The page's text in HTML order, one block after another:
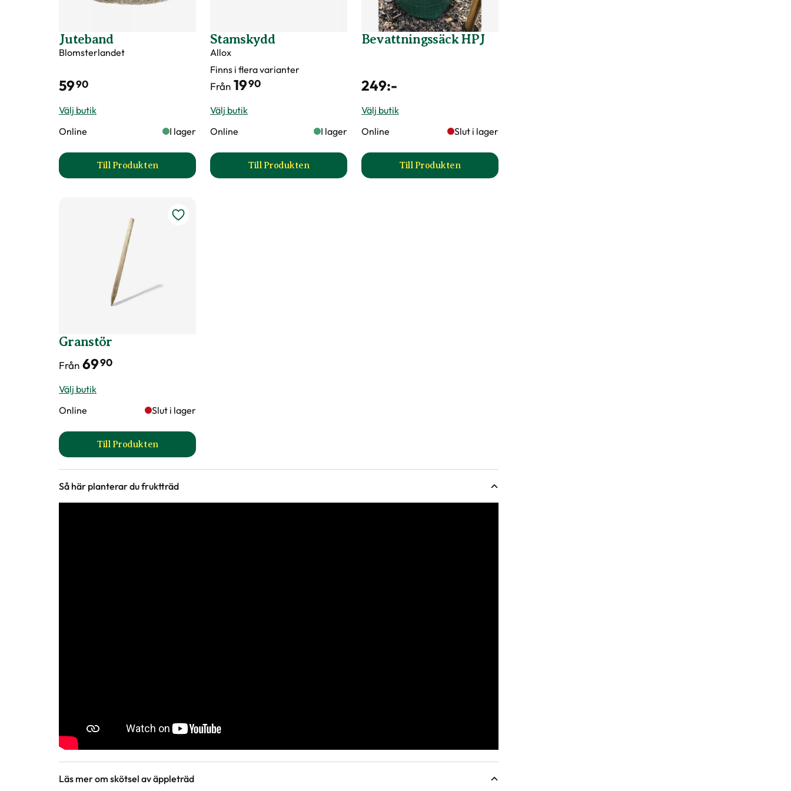
Juteband
Blomsterlandet
5990
Välj butik
Online
I lager
Till Produkten
till Juteband produktsida
Stamskydd
Allox
Finns i flera varianter
Från 1990
Välj butik
Online
I lager
Till Produkten
till Stamskydd produktsida
Bevattningssäck HPJ
249:-
Välj butik
Online
Slut i lager
Till Produkten
till Bevattningssäck HPJ produktsida
Granstör
Från 6990
Välj butik
Online
Slut i lager
Till Produkten
till Granstör produktsida
Så här planterar du fruktträd
Läs mer om skötsel av äppleträd